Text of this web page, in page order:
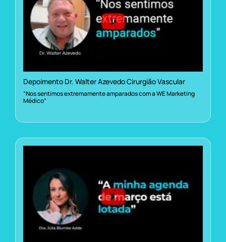
Depoimento Dr. Walter Azevedo Cirurgião Vascular
“Nos sentimos extremamente amparados com a WE Marketing
Médico”